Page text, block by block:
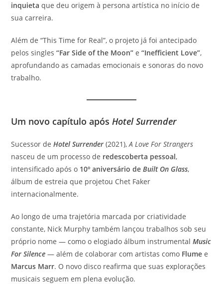
inquieta que deu origem à persona artística no início de
sua carreira.
Além de “This Time for Real”, o projeto já foi antecipado
pelos singles“Far Side of the Moon” e“Inefficient Love”,
aprofundando as camadas emocionais e sonoras do novo
trabalho.
Um novo capítulo apósHotel Surrender
Sucessor deHotel Surrender (2021),A Love For Strangers
nasceu de um processo de redescoberta pessoal,
intensificado após o 10º aniversário deBuilt On Glass,
álbum de estreia que projetou Chet Faker
internacionalmente.
Ao longo de uma trajetória marcada por criatividade
constante, Nick Murphy também lançou trabalhos sob seu
próprio nome — como o elogiado álbum instrumentalMusic
For Silence — além de colaborar com artistas como Flume e
Marcus Marr. O novo disco reafirma que suas explorações
musicais seguem em plena evolução.